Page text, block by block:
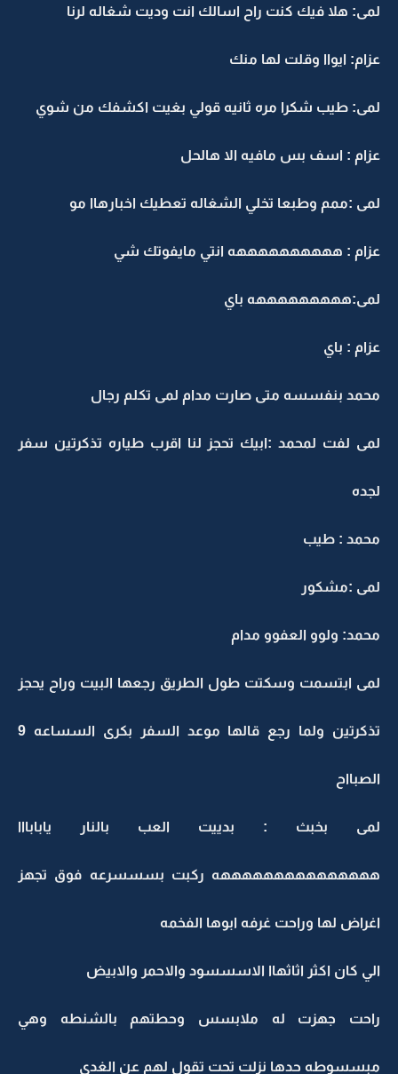
لمى: هلا فيك كنت راح اسالك انت وديت شغاله لرنا
عزام: ايواا وقلت لها منك
لمى: طيب شكرا مره ثانيه قولي بغيت اكشفك من شوي
عزام : اسف بس مافيه الا هالحل
لمى :ممم وطبعا تخلي الشغاله تعطيك اخبارهاا مو
عزام : ههههههههههه انتي مايفوتك شي
لمى:هههههههههه باي
عزام : باي
محمد بنفسسه متى صارت مدام لمى تكلم رجال
لمى لفت لمحمد :ابيك تحجز لنا اقرب طياره تذكرتين سفر
لجده
محمد : طيب
لمى :مشكور
محمد: ولوو العفوو مدام
لمى ابتسمت وسكتت طول الطريق رجعها البيت وراح يحجز
تذكرتين ولما رجع قالها موعد السفر بكرى السساعه 9
الصبااح
لمى بخبث : بدييت العب بالنار يابابااا
هههههههههههههههه ركبت بسسسرعه فوق تجهز
اغراض لها وراحت غرفه ابوها الفخمه
الي كان اكثر اثاثهاا الاسسسود والاحمر والابيض
راحت جهزت له ملابسس وحطتهم بالشنطه وهي
مبسسوطه حدها نزلت تحت تقول لهم عن الغدى